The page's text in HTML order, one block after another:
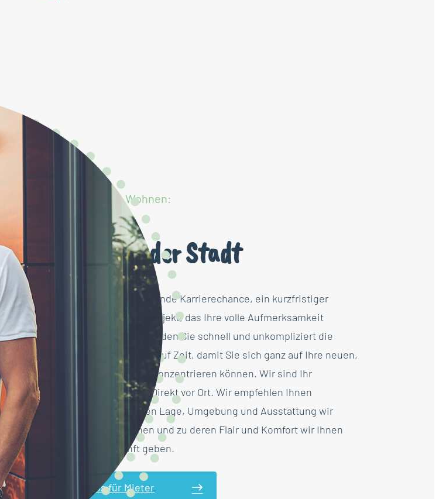
Am Puls der Stadt
Möbliertes Wohnen:
Eine vielversprechende Karrierechance, ein kurzfristiger
Jobwechsel, ein Projekt, das Ihre volle Aufmerksamkeit
verdient: Mit uns finden Sie schnell und unkompliziert die
perfekte Wohnung auf Zeit, damit Sie sich ganz auf Ihre neuen,
beruflichen Wege konzentrieren können. Wir sind Ihr
Ansprechpartner. Direkt vor Ort. Wir empfehlen Ihnen
Wohnungen, deren Lage, Umgebung und Ausstattung wir
persönlich kennen und zu deren Flair und Komfort wir Ihnen
gerne Auskunft geben.
Infos für Mieter